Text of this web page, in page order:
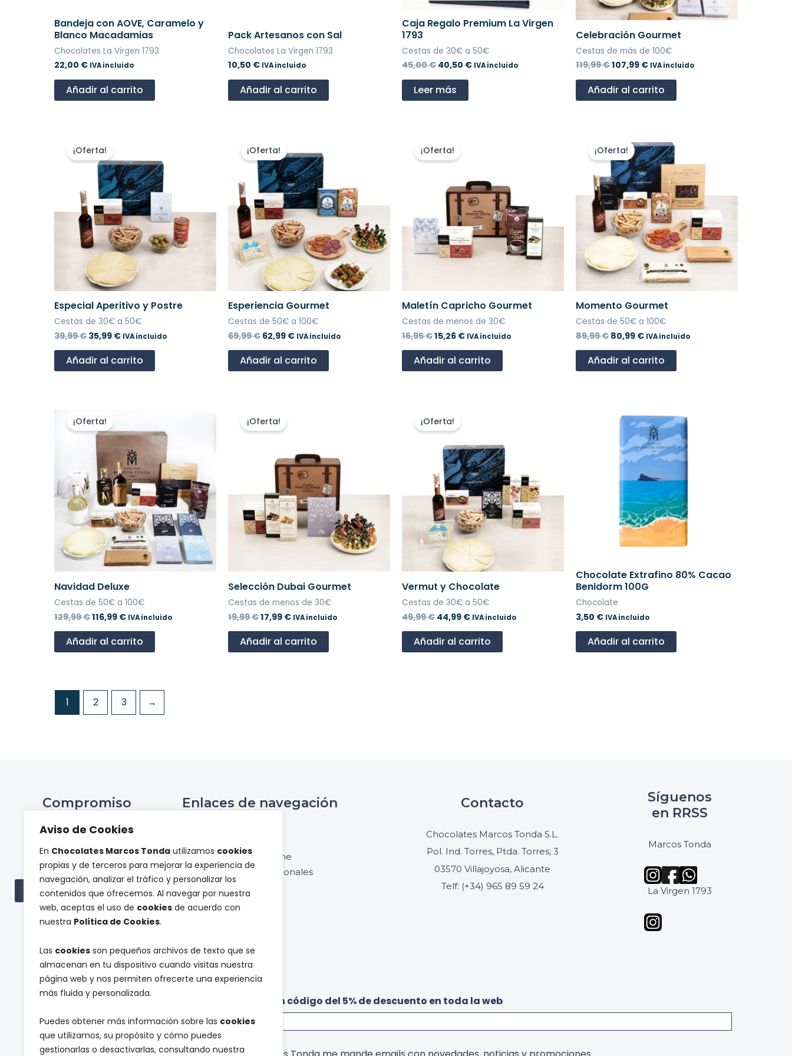
Aviso de Cookies
En Chocolates Marcos Tonda utilizamos cookies
propias y de terceros para mejorar la experiencia de
navegación, analizar el tráfico y personalizar los
contenidos que ofrecemos. Al navegar por nuestra
web, aceptas el uso de cookies de acuerdo con
nuestra Política de Cookies.
Las cookies son pequeños archivos de texto que se
almacenan en tu dispositivo cuando visitas nuestra
página web y nos permiten ofrecerte una experiencia
más fluida y personalizada.
Puedes obtener más información sobre las cookies
que utilizamos, su propósito y cómo puedes
gestionarlas o desactivarlas, consultando nuestra
Bandeja con AOVE, Caramelo y
Blanco Macadamias
Chocolates La Virgen 1793
22,00 € IVA incluido
Añadir al carrito
Pack Artesanos con Sal
Chocolates La Virgen 1793
10,50 € IVA incluido
Añadir al carrito
Caja Regalo Premium La Virgen
1793
Cestas de 30€ a 50€
45,00€ 40,50 € IVA incluido
Leer más
Celebración Gourmet
Cestas de más de 100€
119,99€107,99 € IVA incluido
Añadir al carrito
Especial Aperitivo y Postre
Cestas de 30€ a 50€
39,99€
original
era:
39,99 €.
35,99 €
es:
35,99 €.
IVA incluido
Añadir al carrito
¡Oferta!
Esperiencia Gourmet
Cestas de 50€ a 100€
69,99€
original
era:
69,99 €.
62,99 €
actual
es:
62,99 €.
IVA incluido
Añadir al carrito
¡Oferta!
Maletín Capricho Gourmet
Cestas de menos de 30€
16,95€
original
era:
15,26 € IVA incluido
Añadir al carrito
¡Oferta!
Momento Gourmet
Cestas de 50€ a 100€
89,99€
precio
original
era:
89,99 €.
80,99 €
precio
actual
es:
80,99 €.
IVA incluido
Añadir al carrito
¡Oferta!
Navidad Deluxe
Cestas de 50€ a 100€
129,99€
original
era:
129,99 €.
116,99 €
es:
116,99 €.
IVA incluido
Añadir al carrito
¡Oferta!
Selección Dubai Gourmet
Cestas de menos de 30€
19,99€
original
era:
17,99 € IVA incluido
Añadir al carrito
¡Oferta!
Vermut y Chocolate
Cestas de 30€ a 50€
49,99€
original
era:
49,99 €.
44,99 €
44,99 €.
IVA incluido
Añadir al carrito
¡Oferta!
Chocolate Extrafino 80% Cacao
Benidorm 100G
Chocolate
3,50 € IVA incluido
Añadir al carrito
1 2 3 →
Compromiso
Proyectos de
investigación
Ver todas las subvenciones
Enlaces de navegación
Tienda online
Panel de profesionales
Contacto
Chocolates Marcos Tonda S.L.
Pol. Ind. Torres, Ptda. Torres, 3
03570 Villajoyosa, Alicante
Telf: (+34) 965 89 59 24
Síguenos
en RRSS
Marcos Tonda
La Virgen 1793
Suscríbete a nuestra newsletter y recibe un código del 5% de descuento en toda la web
c
d
T